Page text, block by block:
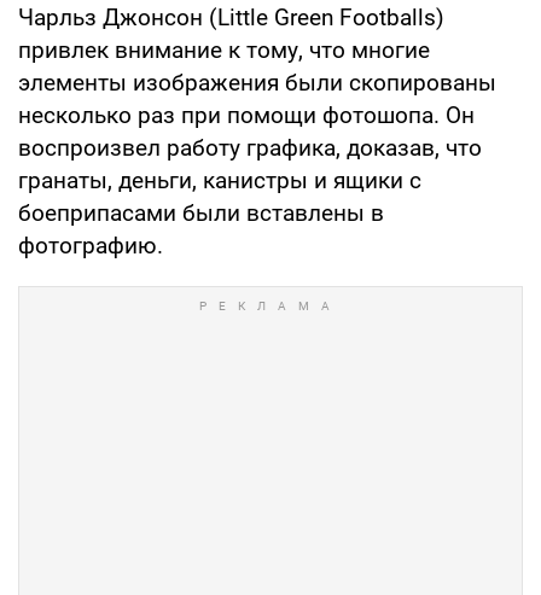
Чарльз Джонсон (Little Green Footballs)
привлек внимание к тому, что многие
элементы изображения были скопированы
несколько раз при помощи фотошопа. Он
воспроизвел работу графика, доказав, что
гранаты, деньги, канистры и ящики с
боеприпасами были вставлены в
фотографию.